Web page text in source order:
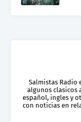
Salmistas Radio
algunos clasicos
español, ingles y
con noticias en